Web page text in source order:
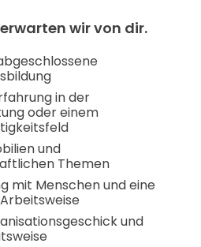
wir von dir.
in der
oder einem
und
Themen
mit Menschen und eine
und